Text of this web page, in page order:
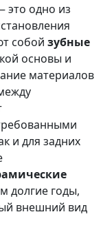
это одно из
собой зубные
основы и
материалов
и для задних
долгие годы,
внешний вид